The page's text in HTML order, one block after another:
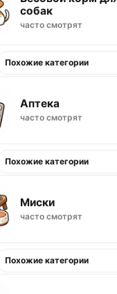
собак
часто смотрят
Похожие категории
Аптека
часто смотрят
Похожие категории
Миски
часто смотрят
Похожие категории